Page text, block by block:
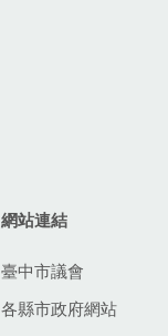
網站連結
臺中市議會
各縣市政府網站